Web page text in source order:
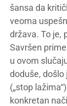
šansa da
veoma
država. To je,
Savršen
u ovom
doduše,
(„stop
konkretan